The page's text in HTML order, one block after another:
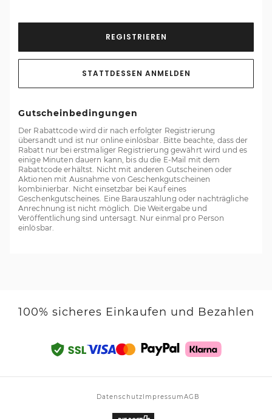
REGISTRIEREN
STATTDESSEN ANMELDEN
Gutscheinbedingungen
Der Rabattcode wird dir nach erfolgter Registrierung
übersandt und ist nur online einlösbar. Bitte beachte, dass der
Rabatt nur bei erstmaliger Registrierung gewährt wird und es
einige Minuten dauern kann, bis du die E-Mail mit dem
Rabattcode erhältst. Nicht mit anderen Gutscheinen oder
Aktionen mit Ausnahme von Geschenkgutscheinen
kombinierbar. Nicht einsetzbar bei Kauf eines
Geschenkgutscheines. Eine Barauszahlung oder nachträgliche
Anrechnung ist nicht möglich. Die Weitergabe und
Veröffentlichung sind untersagt. Nur einmal pro Person
einlösbar.
100% sicheres Einkaufen und Bezahlen
DatenschutzImpressumAGB